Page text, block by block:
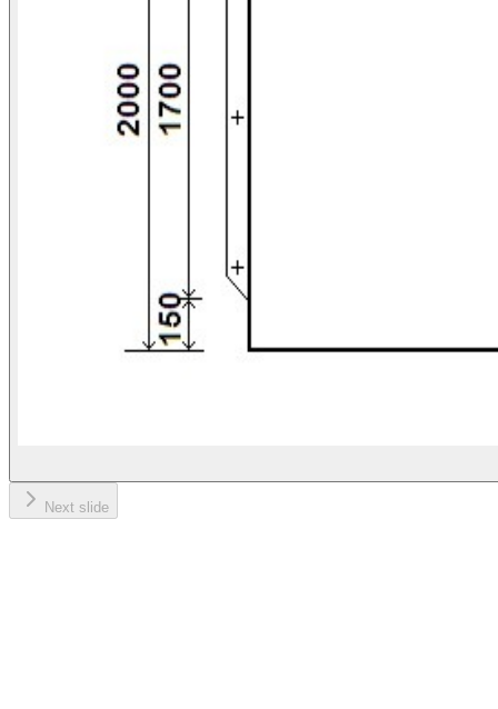
Next slide